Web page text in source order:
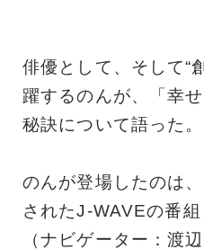
俳優として、そして“
躍するのんが、「幸
秘訣について語った。
のんが登場したのは
されたJ-WAVEの番
（ナビゲーター：渡